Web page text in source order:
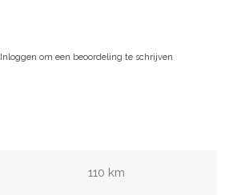
Inloggen om een beoordeling te schrijven
110 km